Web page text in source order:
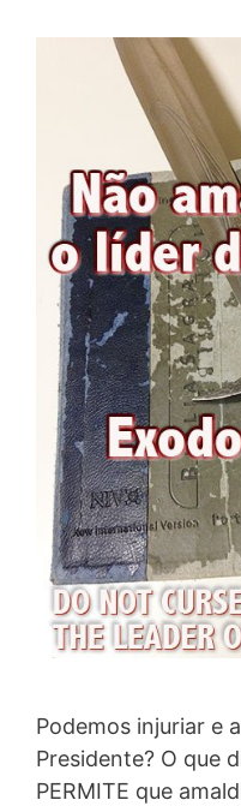
Podemos injuriar e
Presidente? O que
PERMITE que